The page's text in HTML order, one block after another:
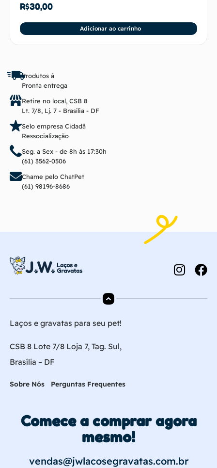
R$30,00
Adicionar ao carrinho
Produtos à
Pronta entrega
Retire no local, CSB 8
Lt. 7/8, Lj. 7 - Brasília - DF
Selo empresa Cidadã
Ressocialização
Seg. a Sex - de 8h às 17:30h
(61) 3562-0506
Chame pelo ChatPet
(61) 98196-8686
Laços e gravatas para seu pet!
CSB 8 Lote 7/8 Loja 7, Tag. Sul,
Brasília – DF
Sobre Nós Perguntas Frequentes
Comece a comprar agora
mesmo!
vendas@jwlacosegravatas.com.br